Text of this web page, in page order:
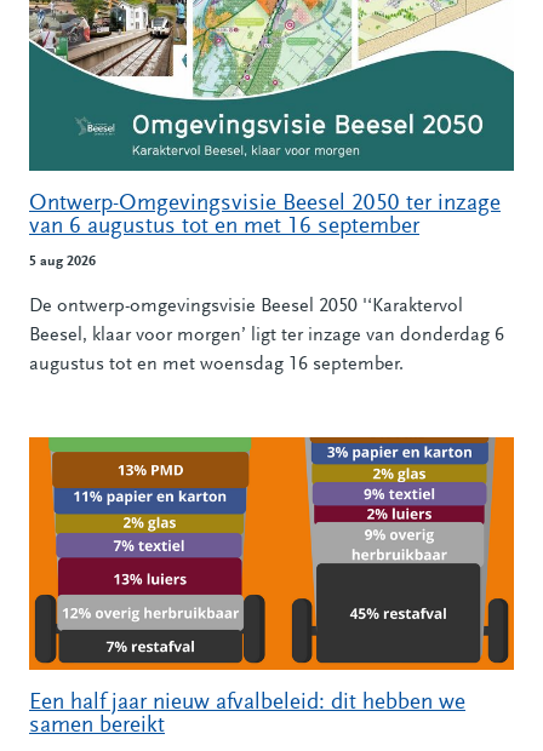
Ontwerp-Omgevingsvisie Beesel 2050 ter inzage
van 6 augustus tot en met 16 september
5 aug 2026
De ontwerp-omgevingsvisie Beesel 2050 '‘Karaktervol
Beesel, klaar voor morgen’ ligt ter inzage van donderdag 6
augustus tot en met woensdag 16 september.
Een half jaar nieuw afvalbeleid: dit hebben we
samen bereikt